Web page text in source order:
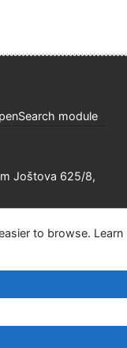
module
Joštova 625/8,
to browse. Learn